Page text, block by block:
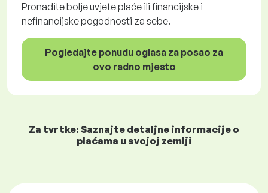
Pronađite bolje uvjete plaće ili financijske i
nefinancijske pogodnosti za sebe.
Pogledajte ponudu oglasa za posao za
ovo radno mjesto
Za tvrtke: Saznajte detaljne informacije o
plaćama u svojoj zemlji